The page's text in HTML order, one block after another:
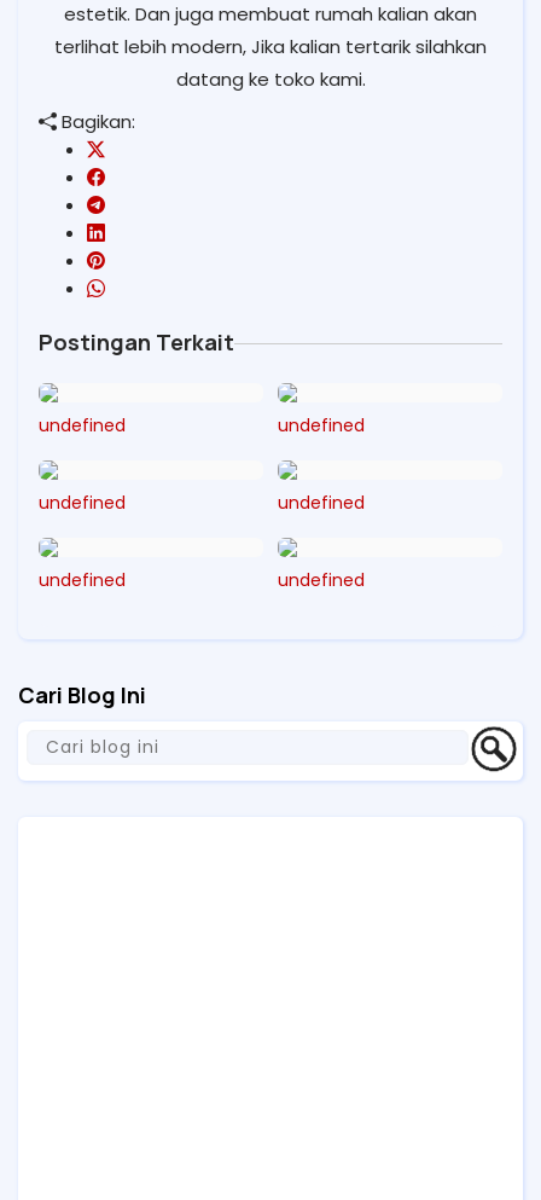
estetik. Dan juga membuat rumah kalian akan
terlihat lebih modern,Jika kalian tertarik silahkan
datang ke toko kami.
Bagikan:
Postingan Terkait
undefined undefined
undefined undefined
undefined undefined
Cari Blog Ini